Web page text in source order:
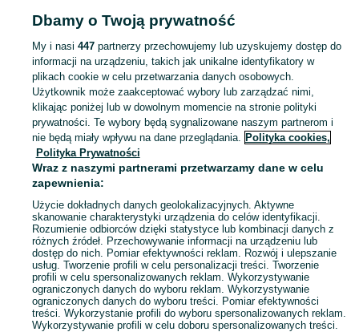
Coś poszło nie tak
Odśwież tę stronę lub wróć na stronę główną.
Odśwież
Dbamy o Twoją prywatność
My i nasi 447partnerzy przechowujemy lub uzyskujemy dostęp do
informacji na urządzeniu, takich jak unikalne identyfikatory w
plikach cookie w celu przetwarzania danych osobowych.
Użytkownik może zaakceptować wybory lub zarządzać nimi,
klikając poniżej lub w dowolnym momencie na stronie polityki
prywatności. Te wybory będą sygnalizowane naszym partnerom i
nie będą miały wpływu na dane przeglądania. Polityka cookies,
Polityka Prywatności
Wraz z naszymi partnerami przetwarzamy dane w celu
zapewnienia:
Użycie dokładnych danych geolokalizacyjnych. Aktywne
skanowanie charakterystyki urządzenia do celów identyfikacji.
Rozumienie odbiorców dzięki statystyce lub kombinacji danych z
różnych źródeł. Przechowywanie informacji na urządzeniu lub
dostęp do nich. Pomiar efektywności reklam. Rozwój i ulepszanie
usług. Tworzenie profili w celu personalizacji treści. Tworzenie
profili w celu spersonalizowanych reklam. Wykorzystywanie
ograniczonych danych do wyboru reklam. Wykorzystywanie
ograniczonych danych do wyboru treści. Pomiar efektywności
treści. Wykorzystanie profili do wyboru spersonalizowanych reklam.
Wykorzystywanie profili w celu doboru spersonalizowanych treści.